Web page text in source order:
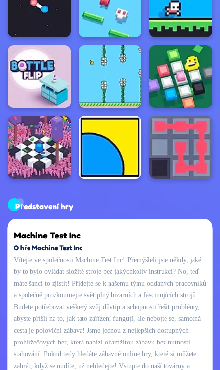
Představení hry
Machine Test Inc
O hře Machine Test Inc
Vítejte ve společnosti Machine Test Inc! Přemýšleli jste někdy, jaké
by to bylo ovládat složité stroje bez jakýchkoliv instrukcí? No, teď
máte šanci to zjistit! Přidejte se k našemu týmu oddaných pracovníků
a společně prozkoumejte svět plný bizarních a fascinujících strojů.
Budete potřebovat veškerý svůj důvtip a schopnosti řešit problémy,
abyste přišli na to, jak tato zařízení fungují, ale nebojte se, samotná
cesta je poloviční zábava! Jsme jednou z nejlepších dostupných
prohlížečových her, která nabízí okamžitou zábavu bez nutnosti
stahování. Pokud tedy hledáte zábavné online hry, které si můžete
zahrát, když se nudíte, už nehledejte! Vstupte do naší továrny a